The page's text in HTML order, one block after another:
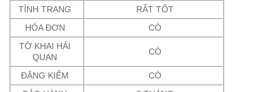
TÌNH TRẠNG
RẤT TỐT
HÓA ĐƠN
CÓ
TỜ KHAI HẢI
QUAN
CÓ
ĐĂNG KIỂM
CÓ